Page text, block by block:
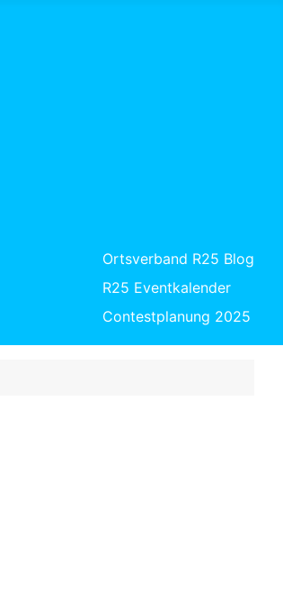
Ortsverband R25 Blog
R25 Eventkalender
Contestplanung 2025